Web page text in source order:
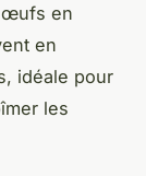
œufs en
en
idéale pour
les